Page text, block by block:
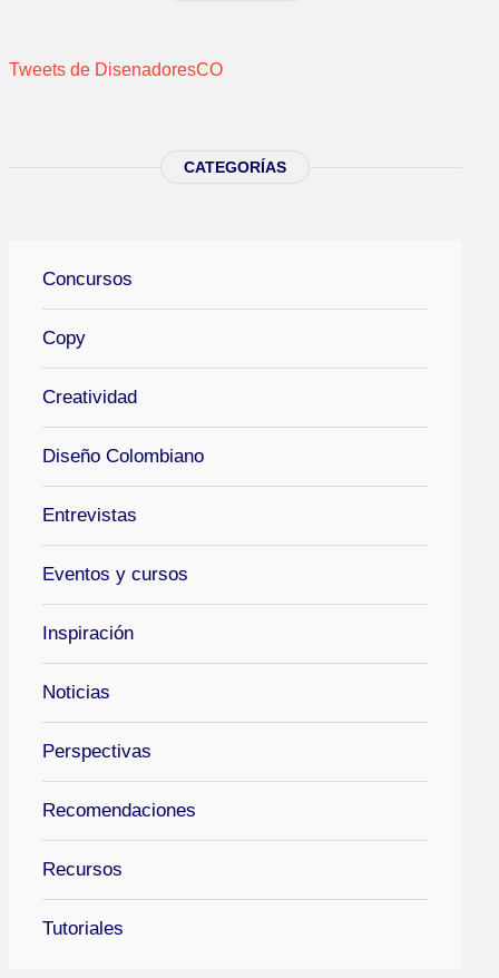
Tweets de DisenadoresCO
CATEGORÍAS
Concursos
Copy
Creatividad
Diseño Colombiano
Entrevistas
Eventos y cursos
Inspiración
Noticias
Perspectivas
Recomendaciones
Recursos
Tutoriales